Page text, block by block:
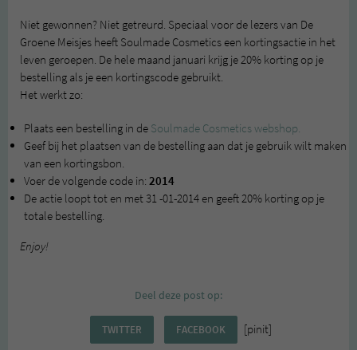
Niet gewonnen? Niet getreurd. Speciaal voor de lezers van De
Groene Meisjes heeft Soulmade Cosmetics een kortingsactie in het
leven geroepen. De hele maand januari krijg je 20% korting op je
bestelling als je een kortingscode gebruikt.
Het werkt zo:
Plaats een bestelling in de Soulmade Cosmetics webshop.
Geef bij het plaatsen van de bestelling aan dat je gebruik wilt maken
van een kortingsbon.
Voer de volgende code in: 2014
De actie loopt tot en met 31 -01-2014 en geeft 20% korting op je
totale bestelling.
Enjoy!
Deel deze post op:
TWITTER FACEBOOK [pinit]